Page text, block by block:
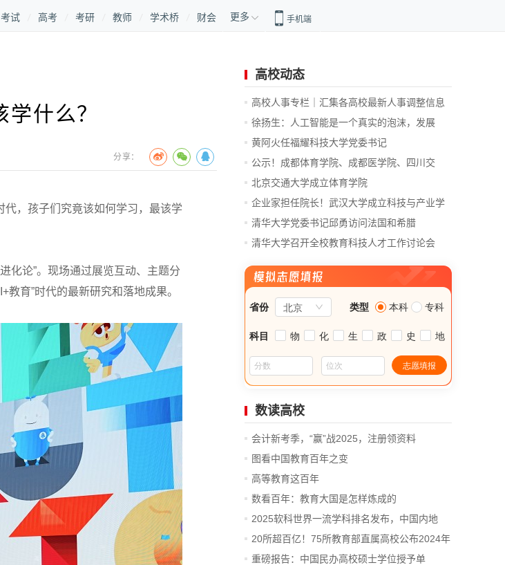
考试 高考 考研 教师 学术桥 财会 更多 手机端
什么？
分享：
，孩子们究竟该如何学习，最该学
论”。现场通过展览互动、主题分
育”时代的最新研究和落地成果。
高校动态
高校人事专栏｜汇集各高校最新人事调整信息
徐扬生：人工智能是一个真实的泡沫，发展
前...
黄阿火任福耀科技大学党委书记
公示！成都体育学院、成都医学院、四川交
通...
北京交通大学成立体育学院
企业家担任院长！武汉大学成立科技与产业学
院
清华大学党委书记邱勇访问法国和希腊
清华大学召开全校教育科技人才工作讨论会
数读高校
会计新考季，“赢”战2025，注册领资料
图看中国教育百年之变
高等教育这百年
数看百年：教育大国是怎样炼成的
2025软科世界一流学科排名发布，中国内地
14...
20所超百亿！75所教育部直属高校公布2024年
决算
重磅报告：中国民办高校硕士学位授予单